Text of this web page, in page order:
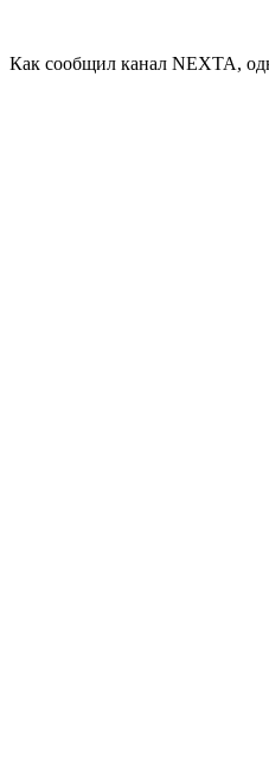
Как сообщил канал NEXTA,